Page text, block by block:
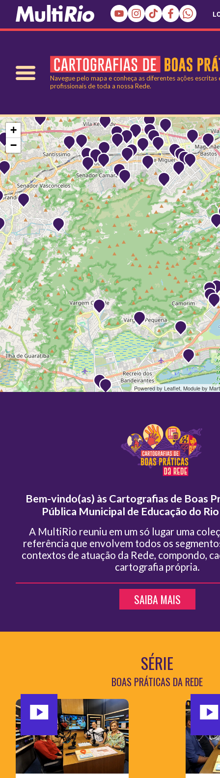
Navegue pelo mapa e conheça as diferentes ações
profissionais de toda a nossa Rede.
+
−
Powered by Leaflet, Module by
Bem-vindo(as) às Cartografias de Boas
Pública Municipal de Educação do
A MultiRio reuniu em um só lugar uma
referência que envolvem todos os
contextos de atuação da Rede, compondo,
cartografia própria.
SAIBA MAIS
SÉRIE
BOAS PRÁTICAS DA REDE